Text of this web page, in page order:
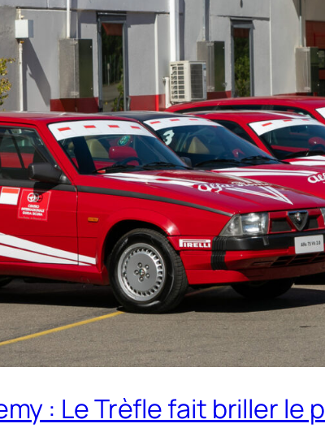
: Le Trèfle fait briller le